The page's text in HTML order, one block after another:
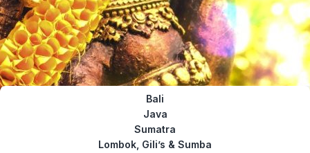
Bali
Java
Sumatra
Lombok, Gili’s & Sumba